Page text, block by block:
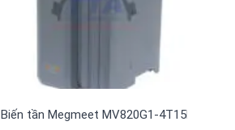
Biến tần Megmeet MV820G1-4T15B 15kW